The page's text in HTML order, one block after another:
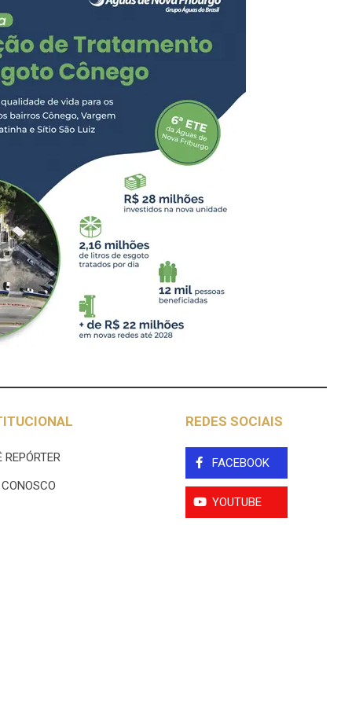
REPÓRTER
REDES SOCIAIS
FACEBOOK
YOUTUBE